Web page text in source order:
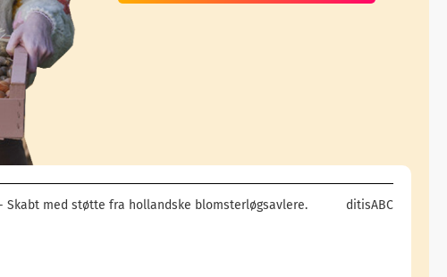
Skabt med støtte fra hollandske blomsterløgsavlere. ditisABC